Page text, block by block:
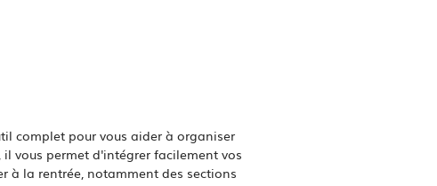
complet pour vous aider à organiser
vous permet d'intégrer facilement vos
à la rentrée, notamment des sections